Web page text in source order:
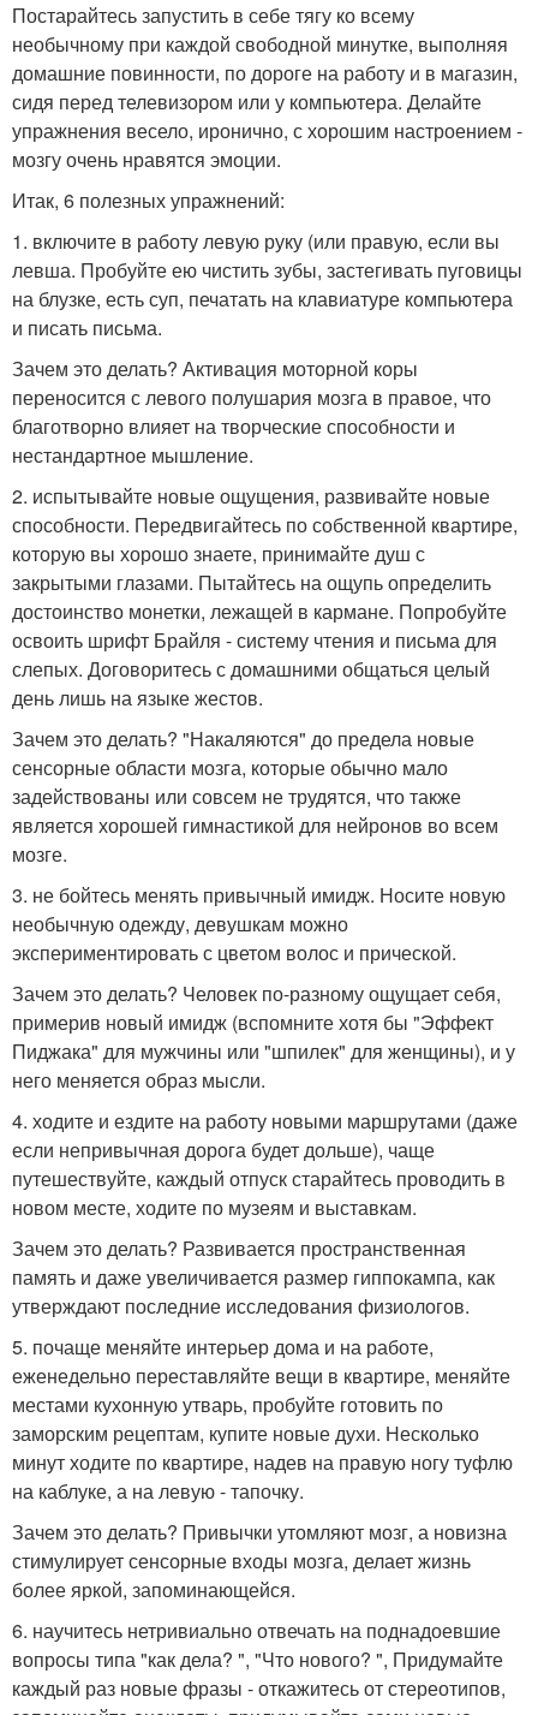
Постарайтесь запустить в себе тягу ко всему
необычному при каждой свободной минутке, выполняя
домашние повинности, по дороге на работу и в магазин,
сидя перед телевизором или у компьютера. Делайте
упражнения весело, иронично, с хорошим настроением -
мозгу очень нравятся эмоции.
Итак, 6 полезных упражнений:
1. включите в работу левую руку (или правую, если вы
левша. Пробуйте ею чистить зубы, застегивать пуговицы
на блузке, есть суп, печатать на клавиатуре компьютера
и писать письма.
Зачем это делать? Активация моторной коры
переносится с левого полушария мозга в правое, что
благотворно влияет на творческие способности и
нестандартное мышление.
2. испытывайте новые ощущения, развивайте новые
способности. Передвигайтесь по собственной квартире,
которую вы хорошо знаете, принимайте душ с
закрытыми глазами. Пытайтесь на ощупь определить
достоинство монетки, лежащей в кармане. Попробуйте
освоить шрифт Брайля - систему чтения и письма для
слепых. Договоритесь с домашними общаться целый
день лишь на языке жестов.
Зачем это делать? "Накаляются" до предела новые
сенсорные области мозга, которые обычно мало
задействованы или совсем не трудятся, что также
является хорошей гимнастикой для нейронов во всем
мозге.
3. не бойтесь менять привычный имидж. Носите новую
необычную одежду, девушкам можно
экспериментировать с цветом волос и прической.
Зачем это делать? Человек по-разному ощущает себя,
примерив новый имидж (вспомните хотя бы "Эффект
Пиджака" для мужчины или "шпилек" для женщины), и у
него меняется образ мысли.
4. ходите и ездите на работу новыми маршрутами (даже
если непривычная дорога будет дольше), чаще
путешествуйте, каждый отпуск старайтесь проводить в
новом месте, ходите по музеям и выставкам.
Зачем это делать? Развивается пространственная
память и даже увеличивается размер гиппокампа, как
утверждают последние исследования физиологов.
5. почаще меняйте интерьер дома и на работе,
еженедельно переставляйте вещи в квартире, меняйте
местами кухонную утварь, пробуйте готовить по
заморским рецептам, купите новые духи. Несколько
минут ходите по квартире, надев на правую ногу туфлю
на каблуке, а на левую - тапочку.
Зачем это делать? Привычки утомляют мозг, а новизна
стимулирует сенсорные входы мозга, делает жизнь
более яркой, запоминающейся.
6. научитесь нетривиально отвечать на поднадоевшие
вопросы типа "как дела? ", "Что нового? ", Придумайте
каждый раз новые фразы - откажитесь от стереотипов,